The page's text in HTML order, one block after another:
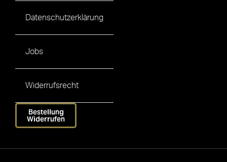
Datenschutzerklärung
Jobs
Widerrufsrecht
Bestellung
Widerrufen